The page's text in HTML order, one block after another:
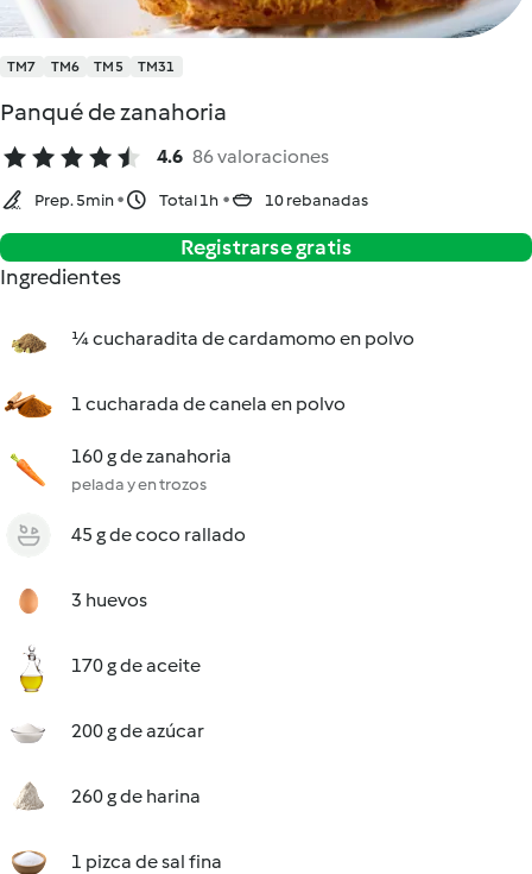
TM7 TM6 TM5 TM31
Panqué de zanahoria
4.6 86 valoraciones
Prep. 5min Total 1h 10 rebanadas
Registrarse gratis
Ingredientes
¼ cucharadita de cardamomo en polvo
1 cucharada de canela en polvo
160 g de zanahoria
pelada y en trozos
45 g de coco rallado
3 huevos
170 g de aceite
200 g de azúcar
260 g de harina
1 pizca de sal fina